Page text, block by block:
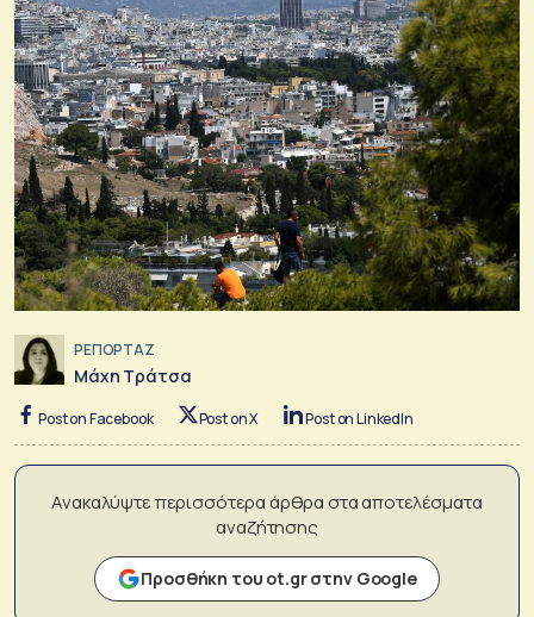
ΡΕΠΟΡΤΑΖ
Μάχη Τράτσα
Post on Facebook Post on X Post on LinkedIn
Ανακαλύψτε περισσότερα άρθρα στα αποτελέσματα
αναζήτησης
Προσθήκη του ot.gr στην Google